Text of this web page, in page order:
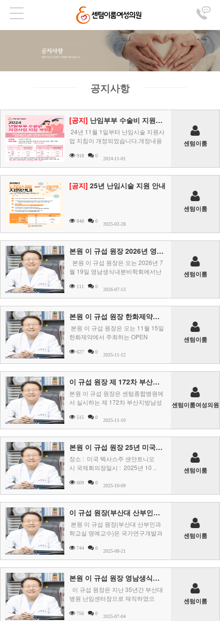
공지사항
[공지] 난임부부 수술비 지원사업 지침 개정 안내
24년 11월 1일부터 난임시술 지원사
업 지침이 개정되었습니다.개정내용
실패·중 ..
918 0
2024-11-01
센텀이룸
[공지] 25년 난임시술 지원 안내
848 0
2025-02-28
센텀이룸
본원 이 규섭 원장 2026년 영남생식내분비학회 학술심포지엄 좌장으로 참석
본원 이 규섭 원장은 오는 2026년 7
월 19일 영남생식내분비학회에서난
111 0
2026-07-13
센텀이룸
본원 이 규섭 원장 한화제약에서 주최하는 OPEN Symposium Busan에 좌장으로 참석
본원 이 규섭 원장은 오는 11월 15일
한화제약에서 주최하는 OPEN
..
627 0
2025-11-12
센텀이룸
이 규섭 원장 제 172차 부산지방남성과학회 학술대회 좌장으로 참석
본원 이 규섭 원장은 센텀종합병원에
서 실시하는 제 172차 부산지방남성
십니다.&nbs ..
515 0
2025-11-10
센텀이룸여성의원
본원 이 규섭 원장 25년 미국생식의학회(ASRM) 논문 발표자로 참석
장소 : 미국 텍사스주 샌안토니오
시 국제회의장일시 : 2025년 10 ..
609 0
2025-10-09
센텀이룸
이 규섭 원장(부산대 산부인과 명예교수) 범부처 평가위원으로 위촉
본원 이 규섭 원장(부산대 산부인과
학교실 명예교수)은 국가연구개발과
744 0
2025-08-21
센텀이룸
본원 이 규섭 원장 영남생식내분비학회 좌장으로 참석
이 규섭 원장은 지난 35년간 부산대
병원 난임센터장으로 재직하였으
756 0
2025-07-04
센텀이룸